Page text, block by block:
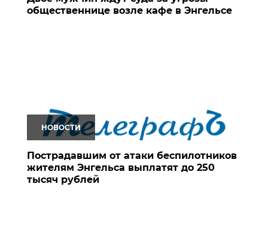
общественнице возле кафе в Энгельсе
НОВОСТИ
Пострадавшим от атаки беспилотников
жителям Энгельса выплатят до 250
тысяч рублей